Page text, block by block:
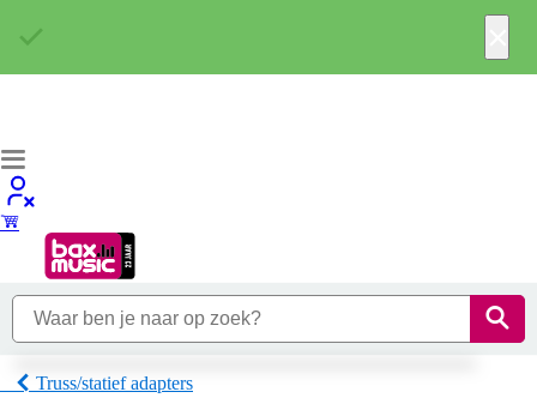
Truss/statief adapters